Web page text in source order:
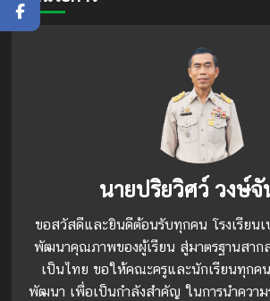
นายปริยวิศว์ วงษ์
ขอสวัสดีและยินดีต้อนรับทุกคน โรงเรียน
พัฒนาคุณภาพของผู้เรียน สู่มาตรฐานสาก
เป็นไทย ขอให้คณะครูและนักเรียนทุกค
พัฒนา เพื่อเป็นกำลังสำคัญ ในการนำควา